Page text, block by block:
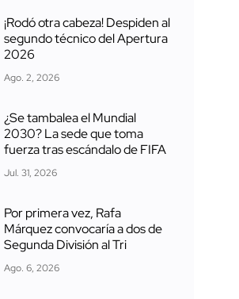
¡Rodó otra cabeza! Despiden al
segundo técnico del Apertura
2026
Ago. 2, 2026
¿Se tambalea el Mundial
2030? La sede que toma
fuerza tras escándalo de FIFA
Jul. 31, 2026
Por primera vez, Rafa
Márquez convocaría a dos de
Segunda División al Tri
Ago. 6, 2026